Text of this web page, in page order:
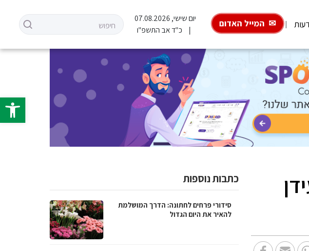
פתח
המייל האדום
יום שישי, 07.08.2026
כ"ד אב התשפ"ו
כתבות נוספות
סידורי פרחים לחתונה: הדרך המושלמת
להאיר את היום הגדול